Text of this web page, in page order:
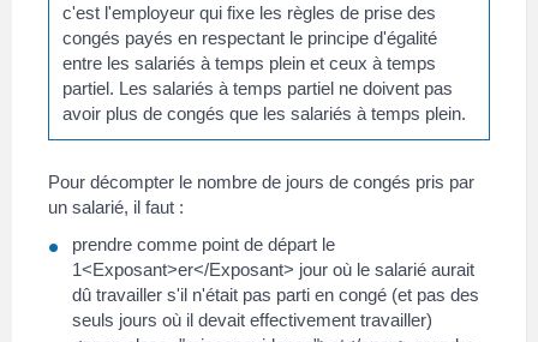
c'est l'employeur qui fixe les règles de prise des
congés payés en respectant le principe d'égalité
entre les salariés à temps plein et ceux à temps
partiel. Les salariés à temps partiel ne doivent pas
avoir plus de congés que les salariés à temps plein.
Pour décompter le nombre de jours de congés pris par
un salarié, il faut :
prendre comme point de départ le
1<Exposant>er</Exposant> jour où le salarié aurait
dû travailler s'il n'était pas parti en congé (et pas des
seuls jours où il devait effectivement travailler)